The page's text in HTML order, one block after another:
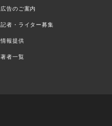
広告のご案内
記者・ライター募集
情報提供
著者一覧